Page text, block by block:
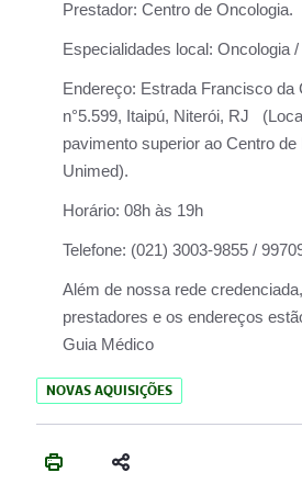
Prestador: Centro de Oncologia.
Especialidades local: Oncologia
Endereço: Estrada Francisco da
n°5.599, Itaipú, Niterói, RJ
pavimento superior ao Centro de
Unimed).
Horário: 08h às 19h
Telefone: (021) 3003-9855 /
Além de nossa rede
prestadores e os endereços
Guia Médico
NOVAS AQUISIÇÕES